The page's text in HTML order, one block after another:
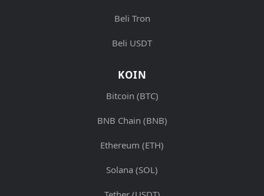
Beli Tron
Beli USDT
KOIN
Bitcoin (BTC)
BNB Chain (BNB)
Ethereum (ETH)
Solana (SOL)